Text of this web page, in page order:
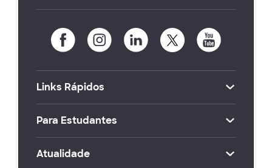
Links Rápidos
Para Estudantes
Atualidade